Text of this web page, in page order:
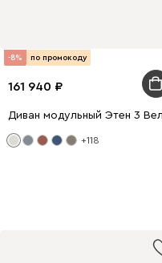
-8% по промокоду
161 940
Диван модульный Этен 3
+118